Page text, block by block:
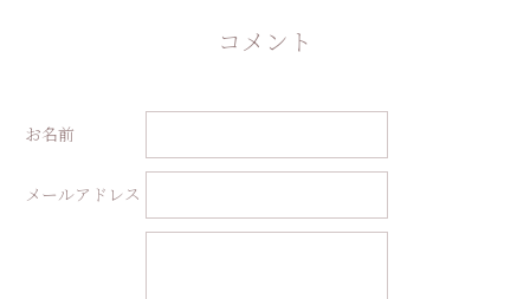
コメント
お名前
メールアドレス